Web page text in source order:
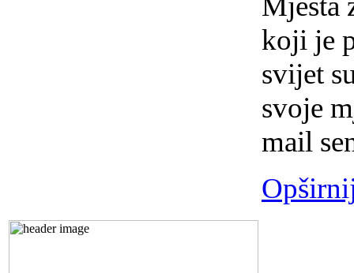
koji je
svijet
svoje
mail